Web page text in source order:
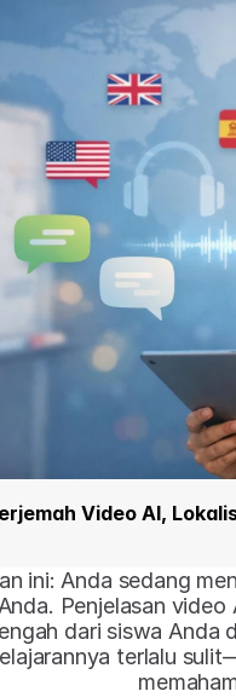
Video AI,
ini: Anda sedang
Penjelasan
dari siswa Anda
terlalu